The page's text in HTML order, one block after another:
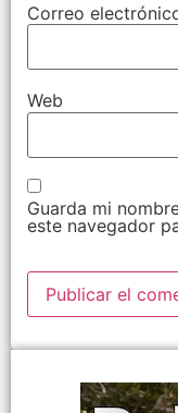
Correo
Web
Guarda mi
este navegador